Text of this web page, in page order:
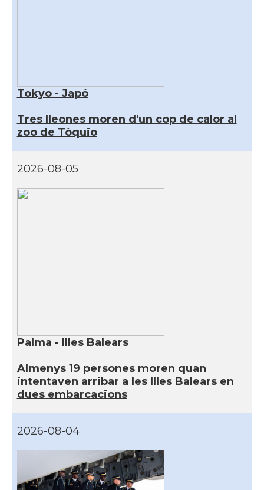
Tokyo - Japó
Tres lleones moren d'un cop de calor al
zoo de Tòquio
2026-08-05
Palma - Illes Balears
Almenys 19 persones moren quan
intentaven arribar a les Illes Balears en
dues embarcacions
2026-08-04